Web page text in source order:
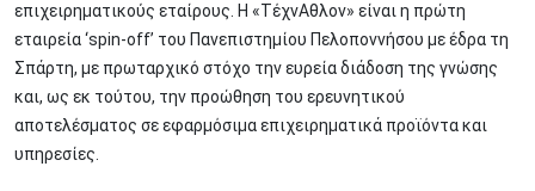
επιχειρηματικούς εταίρους. Η «ΤέχνΑθλον» είναι η πρώτη
εταιρεία ‘spin-off’ του Πανεπιστημίου Πελοποννήσου με έδρα τη
Σπάρτη, με πρωταρχικό στόχο την ευρεία διάδοση της γνώσης
και, ως εκ τούτου, την προώθηση του ερευνητικού
αποτελέσματος σε εφαρμόσιμα επιχειρηματικά προϊόντα και
υπηρεσίες.